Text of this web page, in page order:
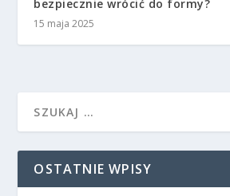
bezpiecznie wrócić do formy?
15 maja 2025
OSTATNIE WPISY